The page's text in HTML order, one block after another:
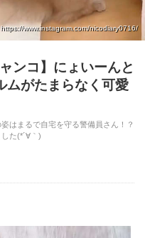
www.instagram.com/nicodiary0716/
ンコ】にょいーんと
ムがたまらなく可愛
はまるで自宅を守る警備員さん！？
た(*´∀｀)